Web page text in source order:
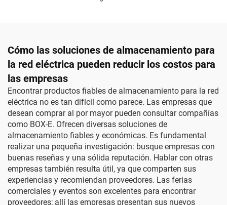
Cómo las soluciones de almacenamiento para
la red eléctrica pueden reducir los costos para
las empresas
Encontrar productos fiables de almacenamiento para la red
eléctrica no es tan difícil como parece. Las empresas que
desean comprar al por mayor pueden consultar compañías
como BOX-E. Ofrecen diversas soluciones de
almacenamiento fiables y económicas. Es fundamental
realizar una pequeña investigación: busque empresas con
buenas reseñas y una sólida reputación. Hablar con otras
empresas también resulta útil, ya que comparten sus
experiencias y recomiendan proveedores. Las ferias
comerciales y eventos son excelentes para encontrar
proveedores; allí las empresas presentan sus nuevos